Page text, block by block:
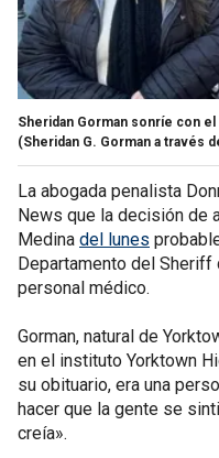
Sheridan Gorman sonríe con
(Sheridan G. Gorman a través
La abogada penalista
News que la decisión de
Medina del lunes
Departamento del Sheriff
personal médico.
Gorman, natural de
en el instituto Yorktown
su obituario, era una
hacer que la gente se
creía».